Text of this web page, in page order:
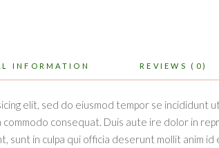
INFORMATION REVIEWS (0)
elit, sed do eiusmod tempor se incididunt
consequat. Duis aute ire dolor in
sunt in culpa qui officia deserunt mollit anim